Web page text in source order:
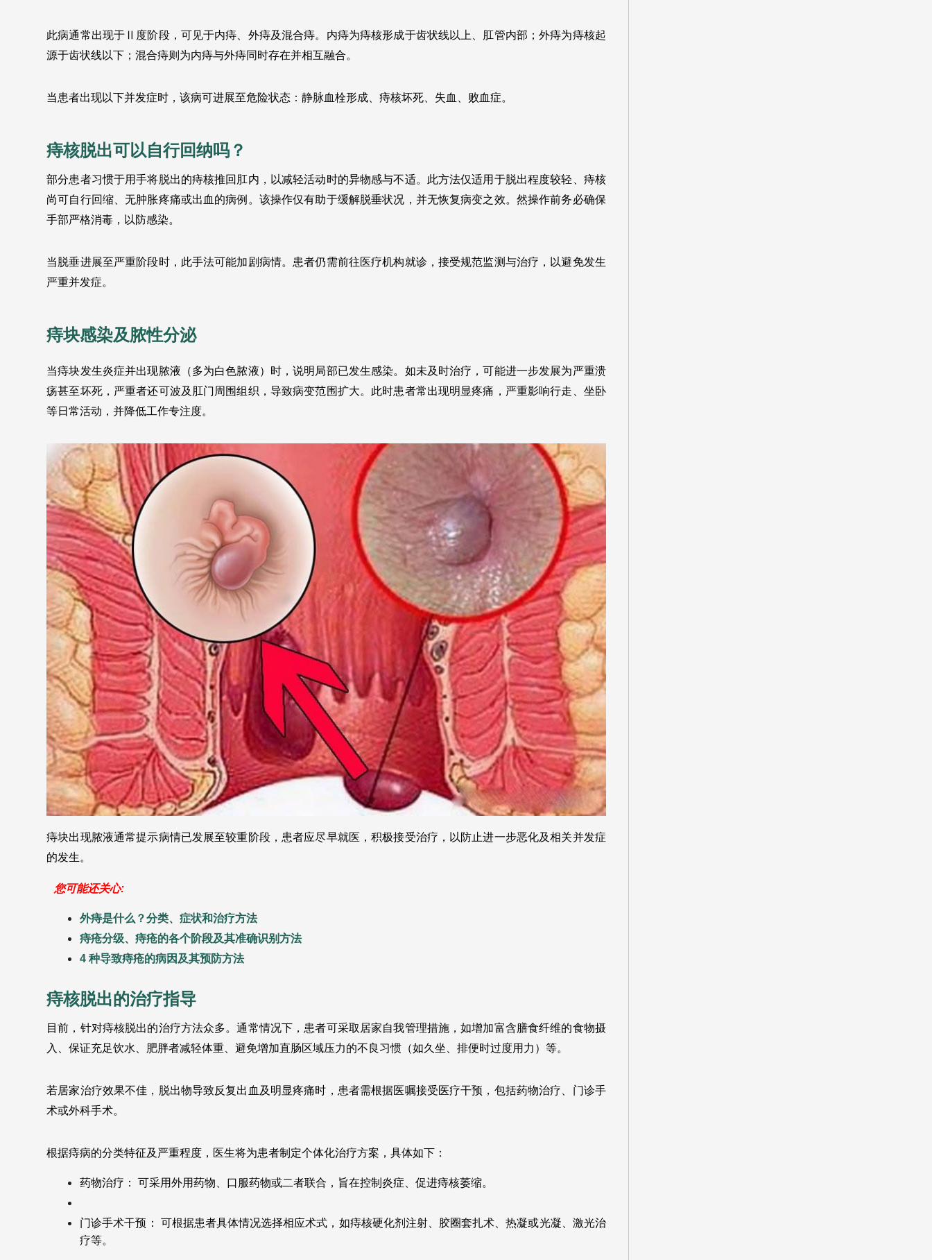
此病通常出现于Ⅱ度阶段，可见于内痔、外痔及混合痔。内痔为痔核形成于齿状线以上、肛管内部；外痔为痔核起
源于齿状线以下；混合痔则为内痔与外痔同时存在并相互融合。
当患者出现以下并发症时，该病可进展至危险状态：静脉血栓形成、痔核坏死、失血、败血症。
痔核脱出可以自行回纳吗？
部分患者习惯于用手将脱出的痔核推回肛内，以减轻活动时的异物感与不适。此方法仅适用于脱出程度较轻、痔核
尚可自行回缩、无肿胀疼痛或出血的病例。该操作仅有助于缓解脱垂状况，并无恢复病变之效。然操作前务必确保
手部严格消毒，以防感染。
当脱垂进展至严重阶段时，此手法可能加剧病情。患者仍需前往医疗机构就诊，接受规范监测与治疗，以避免发生
严重并发症。
痔块感染及脓性分泌
当痔块发生炎症并出现脓液（多为白色脓液）时，说明局部已发生感染。如未及时治疗，可能进一步发展为严重溃
疡甚至坏死，严重者还可波及肛门周围组织，导致病变范围扩大。此时患者常出现明显疼痛，严重影响行走、坐卧
等日常活动，并降低工作专注度。
痔块出现脓液通常提示病情已发展至较重阶段，患者应尽早就医，积极接受治疗，以防止进一步恶化及相关并发症
的发生。
您可能还关心:
外痔是什么？分类、症状和治疗方法
痔疮分级、痔疮的各个阶段及其准确识别方法
4 种导致痔疮的病因及其预防方法
痔核脱出的治疗指导
目前，针对痔核脱出的治疗方法众多。通常情况下，患者可采取居家自我管理措施，如增加富含膳食纤维的食物摄
入、保证充足饮水、肥胖者减轻体重、避免增加直肠区域压力的不良习惯（如久坐、排便时过度用力）等。
若居家治疗效果不佳，脱出物导致反复出血及明显疼痛时，患者需根据医嘱接受医疗干预，包括药物治疗、门诊手
术或外科手术。
根据痔病的分类特征及严重程度，医生将为患者制定个体化治疗方案，具体如下：
药物治疗： 可采用外用药物、口服药物或二者联合，旨在控制炎症、促进痔核萎缩。
门诊手术干预： 可根据患者具体情况选择相应术式，如痔核硬化剂注射、胶圈套扎术、热凝或光凝、激光治
疗等。